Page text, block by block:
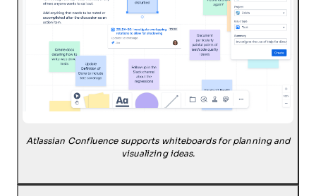
Atlassian Confluence supports whiteboards for planning and
visualizing ideas.